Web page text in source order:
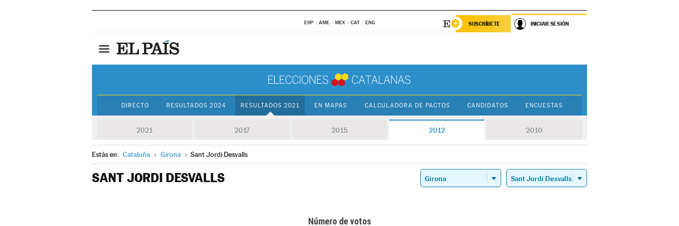
ESP AME MEX CAT ENG SUSCRÍBETE INICIAR SESIÓN
DIRECTO RESULTADOS 2024 RESULTADOS 2021 EN MAPAS CALCULADORA DE PACTOS CANDIDATOS ENCUESTAS
2021 2017 2015 2012 2010
Estás en: Cataluña » Girona » Sant Jordi Desvalls
SANT JORDI DESVALLS
Número de votos